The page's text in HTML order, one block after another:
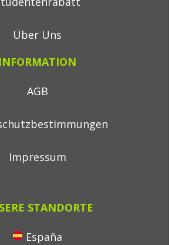
Über Uns
INFORMATION
AGB
Impressum
STANDORTE
España